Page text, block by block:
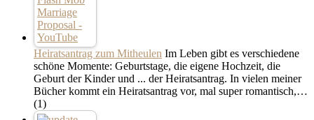
Heiratsantrag zum Mitheulen Im Leben gibt es verschiedene
schöne Momente: Geburtstage, die eigene Hochzeit, die
Geburt der Kinder und ... der Heiratsantrag. In vielen meiner
Bücher kommt ein Heiratsantrag vor, mal super romantisch,…
(1)